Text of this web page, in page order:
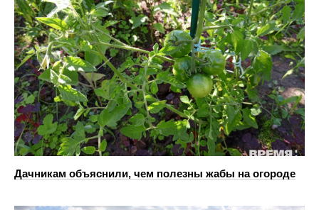
Дачникам объяснили, чем полезны жабы на огороде